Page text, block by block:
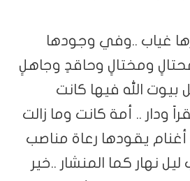
غياب ..وفي وجودها
ومختالٍ وحاقدٍ وجاهلٍ
بيوت الله فيها كانت
ودار .. أمة كانت وما زالت
أغنام يقودها رعاة مناصب
نهار كما المنشار ..خير